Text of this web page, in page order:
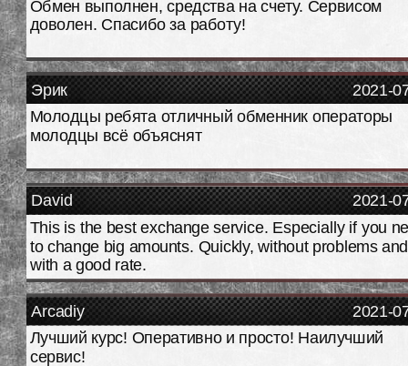
Обмен выполнен, средства на счету. Сервисом
доволен. Спасибо за работу!
2021-
Эрик
Молодцы ребята отличный обменник операторы
молодцы всё объяснят
2021-
David
This is the best exchange service. Especially if you
to change big amounts. Quickly, without problems and
with a good rate.
2021-
Arcadiy
Лучший курс! Оперативно и просто! Наилучший
сервис!